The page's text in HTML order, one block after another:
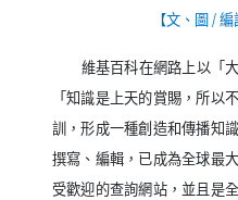
【文、圖/編
維基百科在網路上以「
「知識是上天的賞賜，所以
訓，形成一種創造和傳播知
撰寫、編輯，已成為全球最
受歡迎的查詢網站，並且是